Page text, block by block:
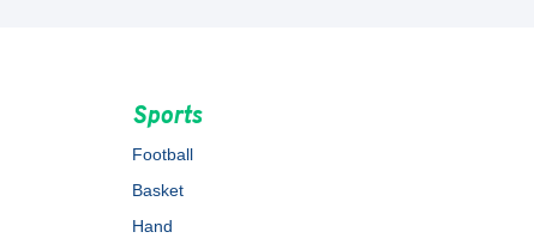
Sports
Football
Basket
Hand